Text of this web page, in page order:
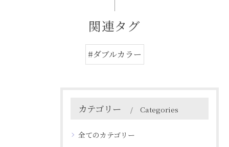
関連タグ
#ダブルカラー
カテゴリー Categories
全てのカテゴリー